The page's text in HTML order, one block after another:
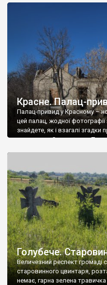
Красне. Палац-
Палац-привид у Красному –
цей палац, жодної фотографії
знайдете, як і взагалі
мешканець Самгородка.
Голубече.
Величезний респект громаді
старовинного цвинтаря,
немає, гарна зелена